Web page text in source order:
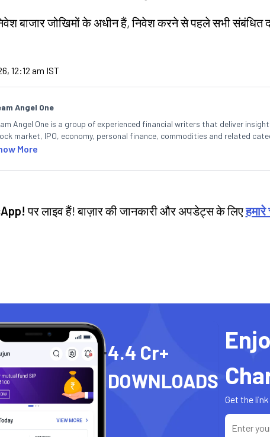
बाजार जोखिमों के अधीन हैं, निवेश करने से पहले सभी संबंधित
12:12 am IST
Angel One
Angel One is a group of experienced financial writers that deliver
market, IPO, economy, personal finance, commodities and related
More
पर लाइव हैं! बाज़ार की जानकारी और अपडेट्स के लिए
4.4 Cr+
DOWNLOADS
Get the